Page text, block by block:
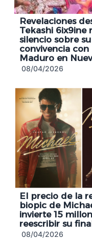
Revelaciones
Tekashi 6ix9ine
silencio sobre
convivencia con
Maduro en
08/04/2026
El precio de la
biopic de
invierte 15
reescribir su
08/04/2026